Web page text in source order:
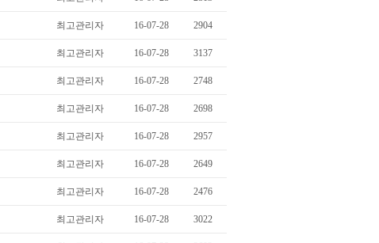
최고관리자 16-07-28 2904
최고관리자 16-07-28 3137
최고관리자 16-07-28 2748
최고관리자 16-07-28 2698
최고관리자 16-07-28 2957
최고관리자 16-07-28 2649
최고관리자 16-07-28 2476
최고관리자 16-07-28 3022